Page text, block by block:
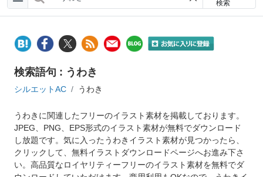
検索
検索語句 : うわき
シルエットAC うわき
うわきに関連したフリーのイラスト素材を掲載しております。
JPEG、PNG、EPS形式のイラスト素材が無料でダウンロード
し放題です。気に入ったうわきイラスト素材が見つかったら、
クリックして、無料イラストダウンロードページへお進み下さ
い。高品質なロイヤリティーフリーのイラスト素材を無料でダ